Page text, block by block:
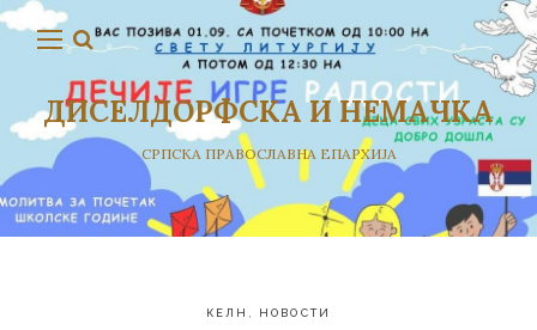
ДИСЕЛДОРФСКА И НЕМАЧКА
СРПСКА ПРАВОСЛАВНА ЕПАРХИЈА
КЕЛН НОВОСТИ